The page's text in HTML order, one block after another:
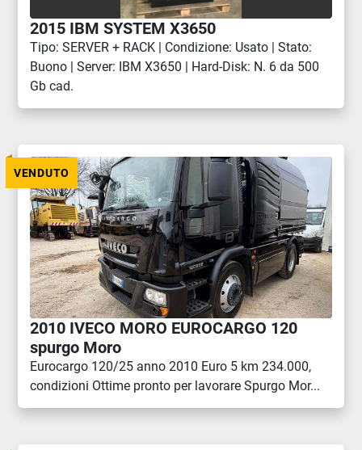
2015 IBM SYSTEM X3650
Tipo: SERVER + RACK | Condizione: Usato | Stato:
Buono | Server: IBM X3650 | Hard-Disk: N. 6 da 500
Gb cad.
VENDUTO
2010 IVECO MORO EUROCARGO 120
spurgo Moro
Eurocargo 120/25 anno 2010 Euro 5 km 234.000,
condizioni Ottime pronto per lavorare Spurgo Mor...